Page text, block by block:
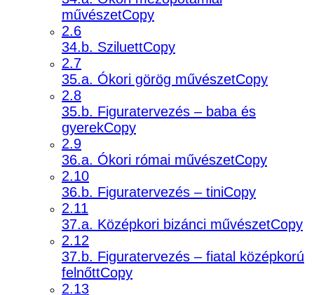
művészetCopy
2.6
34.b. SziluettCopy
2.7
35.a. Ókori görög művészetCopy
2.8
35.b. Figuratervezés – baba és
gyerekCopy
2.9
36.a. Ókori római művészetCopy
2.10
36.b. Figuratervezés – tiniCopy
2.11
37.a. Középkori bizánci művészetCopy
2.12
37.b. Figuratervezés – fiatal középkorú
felnőttCopy
2.13